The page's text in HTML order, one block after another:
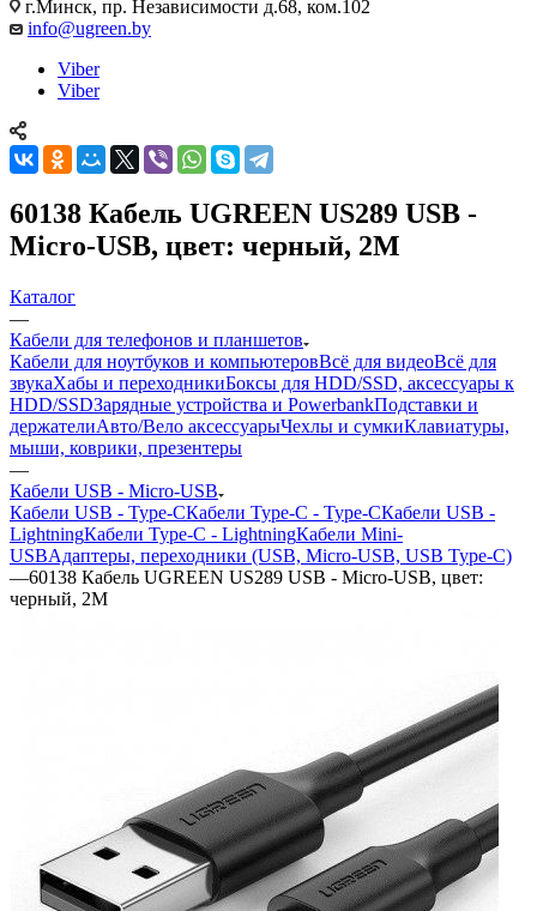
г.Минск, пр. Независимости д.68, ком.102
info@ugreen.by
Viber
Viber
60138 Кабель UGREEN US289 USB -
Micro-USB, цвет: черный, 2M
Каталог
—
Кабели для телефонов и планшетов
Кабели для ноутбуков и компьютеровВсё для видеоВсё для
звукаХабы и переходникиБоксы для HDD/SSD, аксессуары к
HDD/SSDЗарядные устройства и PowerbankПодставки и
держателиАвто/Вело аксессуарыЧехлы и сумкиКлавиатуры,
мыши, коврики, презентеры
—
Кабели USB - Micro-USB
Кабели USB - Type-CКабели Type-C - Type-CКабели USB -
LightningКабели Type-C - LightningКабели Mini-
USBАдаптеры, переходники (USB, Micro-USB, USB Type-C)
—60138 Кабель UGREEN US289 USB - Micro-USB, цвет:
черный, 2M